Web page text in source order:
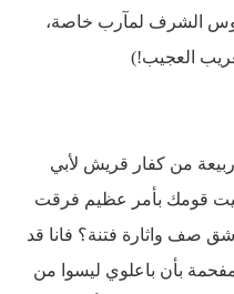
لبوس الشرف لمآرب خاصة،
العجيب!)
من كفار قريش لأبي
قومك بأمر عظيم فرقت
صف واثارة فتنة؟ فانا قد
بأن باعلوي ليسوا من